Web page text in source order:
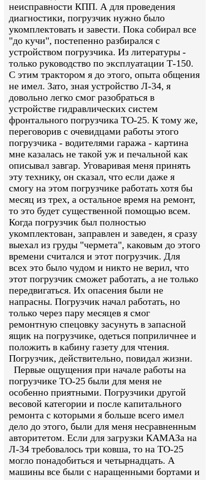
неисправности КПП. А для проведения
диагностики, погрузчик нужно было
укомплектовать и завести. Пока собирал все
"до кучи", постепенно разбирался с
устройством погрузчика. Из литературы -
только руководство по эксплуатации Т-150.
С этим трактором я до этого, опыта общения
не имел. Зато, зная устройство Л-34, я
довольно легко смог разобраться в
устройстве гидравлических систем
фронтального погрузчика ТО-25. К тому же,
переговорив с очевидцами работы этого
погрузчика - водителями гаража - картина
мне казалась не такой уж и печальной как
описывал завгар. Уговаривая меня принять
эту технику, он сказал, что если даже я
смогу на этом погрузчике работать хотя бы
месяц из трех, а остальное время на ремонт,
то это будет существенной помощью всем.
Когда погрузчик был полностью
укомплектован, заправлен и заведен, я сразу
выехал из груды "чермета", каковым до этого
времени считался и этот погрузчик. Для
всех это было чудом и никто не верил, что
этот погрузчик сможет работать, а не только
передвигаться. Их опасения были не
напрасны. Погрузчик начал работать, но
только через пару месяцев я смог
ремонтную спецовку засунуть в запасной
ящик на погрузчике, одеться поприличнее и
положить в кабину газету для чтения.
Погрузчик, действительно, повидал жизни.
Первые ощущения при начале работы на
погрузчике ТО-25 были для меня не
особенно приятными. Погрузчики другой
весовой категории и после капитального
ремонта с которыми я больше всего имел
дело до этого, были для меня несравненным
авторитетом. Если для загрузки КАМАЗа на
Л-34 требовалось три ковша, то на ТО-25
могло понадобиться и четырнадцать. А
машины все были с наращенными бортами и